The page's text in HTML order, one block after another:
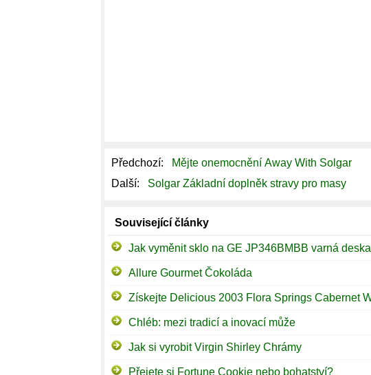
Předchozí:
Mějte onemocnění Away With Solgar
Další:
Solgar Základní doplněk stravy pro masy
Související články
Jak vyměnit sklo na GE JP346BMBB varná deska
Allure Gourmet Čokoláda
Chléb: mezi tradicí a inovací může
Jak si vyrobit Virgin Shirley Chrámy
Přejete si Fortune Cookie nebo bohatství?